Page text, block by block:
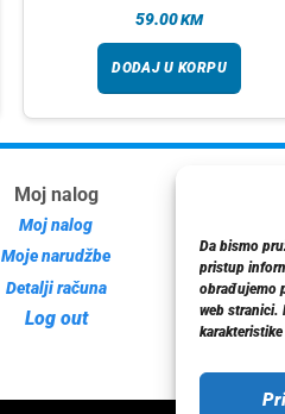
Da bismo
pristup
obrađujemo
web stranici.
59.00KM
DODAJ U KORPU
Moj nalog
Moj nalog
Moje narudžbe
Detalji računa
Log out